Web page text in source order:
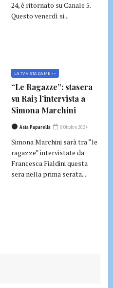
24, è ritornato su Canale 5.
Questo venerdì si...
LA TV VISTA DA ME >>
“Le Ragazze”: stasera
su Rai3 l’intervista a
Simona Marchini
Asia Paparella 8 Ottobre 2024
Simona Marchini sarà tra “le
ragazze” intervistate da
Francesca Fialdini questa
sera nella prima serata...